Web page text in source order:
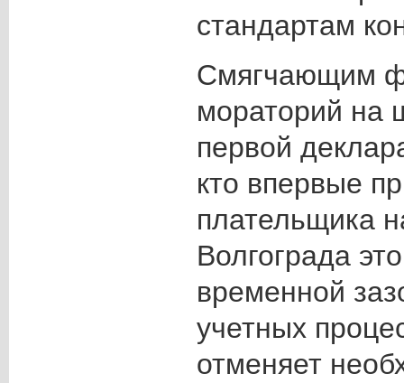
стандартам
Смягчающим
мораторий на
первой
кто впервые
плательщика
Волгограда
временной
учетных
отменяет